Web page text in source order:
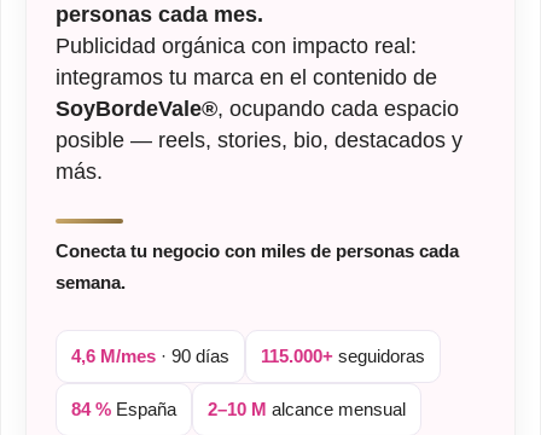
personas cada mes.
Publicidad orgánica con impacto real:
integramos tu marca en el contenido de
SoyBordeVale®, ocupando cada espacio
posible — reels, stories, bio, destacados y
más.
Conecta tu negocio con miles de personas cada
semana.
4,6 M/mes · 90 días 115.000+ seguidoras
84 % España 2–10 M alcance mensual